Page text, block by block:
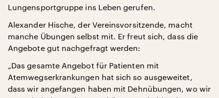
Lungensportgruppe ins Leben gerufen.
Alexander Hische, der Vereinsvorsitzende, macht
manche Übungen selbst mit. Er freut sich, dass die
Angebote gut nachgefragt werden:
„Das gesamte Angebot für Patienten mit
Atemwegserkrankungen hat sich so ausgeweitet,
dass wir angefangen haben mit Dehnübungen, wo wir